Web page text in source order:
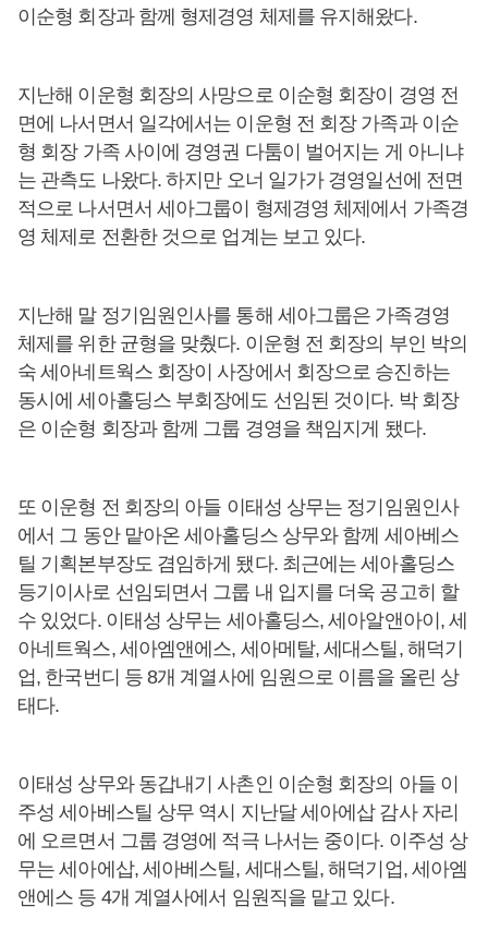
이순형 회장과 함께 형제경영 체제를 유지해왔다.
지난해 이운형 회장의 사망으로 이순형 회장이 경영 전
면에 나서면서 일각에서는 이운형 전 회장 가족과 이순
형 회장 가족 사이에 경영권 다툼이 벌어지는 게 아니냐
는 관측도 나왔다. 하지만 오너 일가가 경영일선에 전면
적으로 나서면서 세아그룹이 형제경영 체제에서 가족경
영 체제로 전환한 것으로 업계는 보고 있다.
지난해 말 정기임원인사를 통해 세아그룹은 가족경영
체제를 위한 균형을 맞췄다. 이운형 전 회장의 부인 박의
숙 세아네트웍스 회장이 사장에서 회장으로 승진하는
동시에 세아홀딩스 부회장에도 선임된 것이다. 박 회장
은 이순형 회장과 함께 그룹 경영을 책임지게 됐다.
또 이운형 전 회장의 아들 이태성 상무는 정기임원인사
에서 그 동안 맡아온 세아홀딩스 상무와 함께 세아베스
틸 기획본부장도 겸임하게 됐다. 최근에는 세아홀딩스
등기이사로 선임되면서 그룹 내 입지를 더욱 공고히 할
수 있었다. 이태성 상무는 세아홀딩스, 세아알앤아이, 세
아네트웍스, 세아엠앤에스, 세아메탈, 세대스틸, 해덕기
업, 한국번디 등 8개 계열사에 임원으로 이름을 올린 상
태다.
이태성 상무와 동갑내기 사촌인 이순형 회장의 아들 이
주성 세아베스틸 상무 역시 지난달 세아에삽 감사 자리
에 오르면서 그룹 경영에 적극 나서는 중이다. 이주성 상
무는 세아에삽, 세아베스틸, 세대스틸, 해덕기업, 세아엠
앤에스 등 4개 계열사에서 임원직을 맡고 있다.